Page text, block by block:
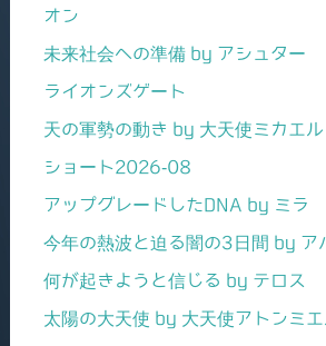
オン
未来社会への準備 by アシュター
ライオンズゲート
天の軍勢の動き by 大天使ミカエル
ショート2026-08
アップグレードしたDNA by ミラ
今年の熱波と迫る闇の3日間 by ア
何が起きようと信じる by テロス
太陽の大天使 by 大天使アトンミエ